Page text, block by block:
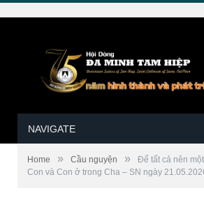
NAVIGATE
Home » Cầu nguyện »
Để tất cả nên
Con và Con ở trong Cha – SN ngày